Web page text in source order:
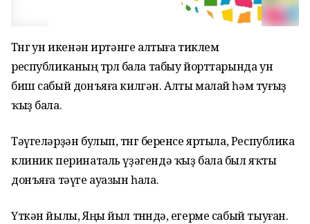
Төнгө ун икенән иртәнге алтыға тиклем
республиканың төрлө бала табыу йорттарында ун
биш сабый донъяға килгән. Алты малай һәм туғыҙ
ҡыҙ бала.
Тәүгеләрҙән булып, төнгө беренсе яртыла, Республика
клиник перинаталь үҙәгендә ҡыҙ бала был яҡты
донъяға тәүге ауазын һала.
Үткән йылы, Яңы йыл төнөндә, егерме сабый тыуған.